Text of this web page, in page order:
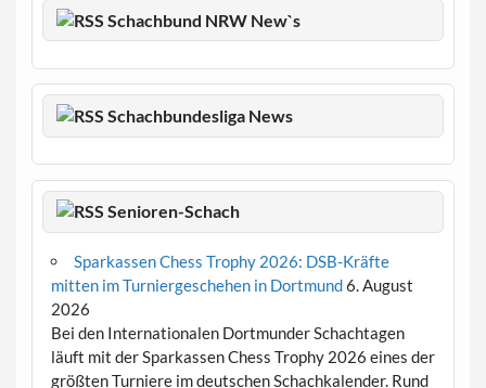
Schachbund NRW New`s
Schachbundesliga News
Senioren-Schach
Sparkassen Chess Trophy 2026: DSB-Kräfte
mitten im Turniergeschehen in Dortmund6. August
2026
Bei den Internationalen Dortmunder Schachtagen
läuft mit der Sparkassen Chess Trophy 2026 eines der
größten Turniere im deutschen Schachkalender. Rund